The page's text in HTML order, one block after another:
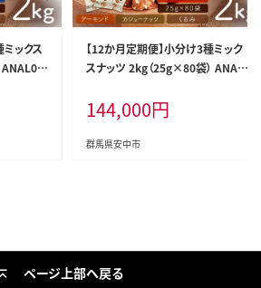
ックス
ANAL01
素焼
ロース
直輸入
【12か月定期便】小分け3種ミック
スナッツ 2kg（25g×80袋） ANAL0
ーナッツ ナッツ ミックスナッツ 素
焼きアーモンド 無添加 ドライロー
スト カリフォルニア堅果 産地直輸
144,000円
群馬県安中市
ページ上部へ戻る